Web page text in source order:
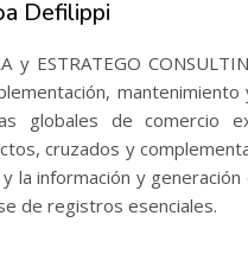
Defilippi
y ESTRATEGO
globales de comercio
cruzados y
la información y
de registros esenciales.